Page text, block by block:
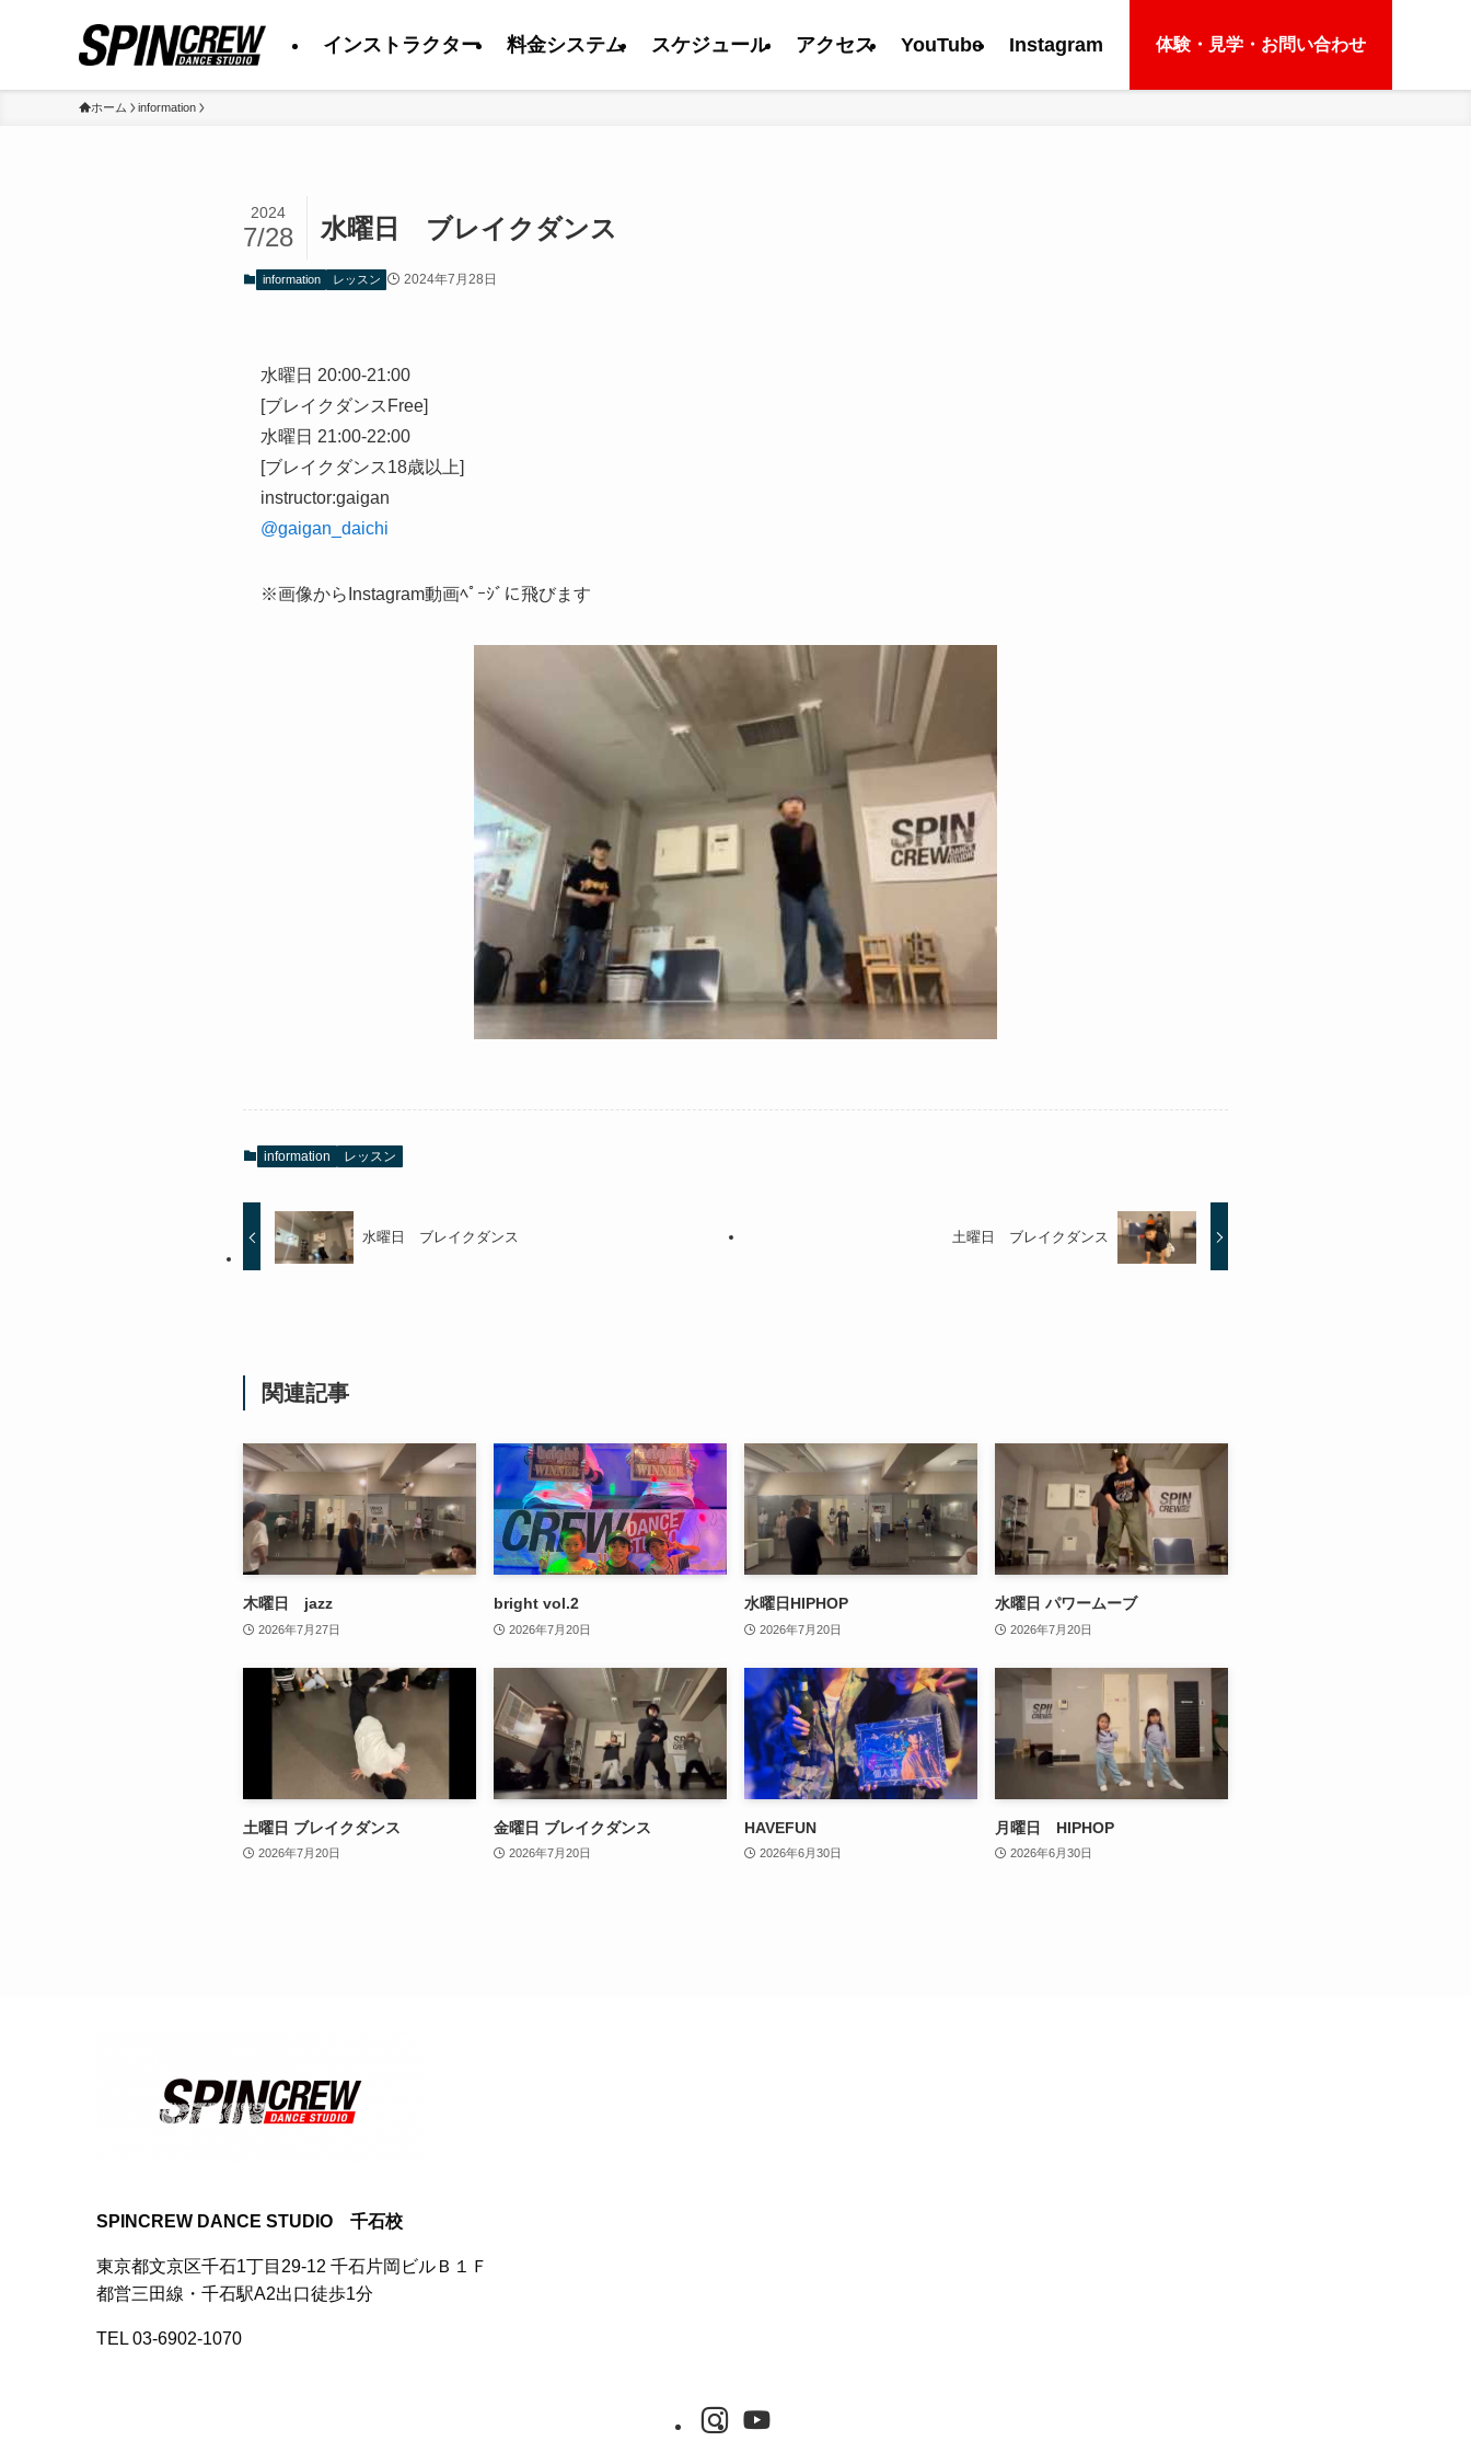
インストラクター 料金システム スケジュール アクセス YouTube Instagram 体験・見学・お問い合わせ
ホーム information
水曜日 ブレイクダンス
2024
7/28
information レッスン 2024年7月28日
水曜日 20:00-21:00
[ブレイクダンスFree]
水曜日 21:00-22:00
[ブレイクダンス18歳以上]
instructor:gaigan
@gaigan_daichi
※画像からInstagram動画ﾍﾟｰｼﾞに飛びます
information レッスン
水曜日 ブレイクダンス 土曜日 ブレイクダンス
関連記事
木曜日 jazz
2026年7月27日
bright vol.2
2026年7月20日
水曜日HIPHOP
2026年7月20日
水曜日 パワームーブ
2026年7月20日
土曜日 ブレイクダンス
2026年7月20日
金曜日 ブレイクダンス
2026年7月20日
HAVEFUN
2026年6月30日
月曜日 HIPHOP
2026年6月30日
SPINCREW DANCE STUDIO 千石校
東京都文京区千石1丁目29-12 千石片岡ビルＢ１Ｆ
都営三田線・千石駅A2出口徒歩1分
TEL 03-6902-1070